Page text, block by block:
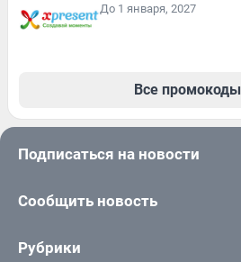
До 1 января, 2027
Все промокоды
Подписаться на новости
Сообщить новость
Рубрики